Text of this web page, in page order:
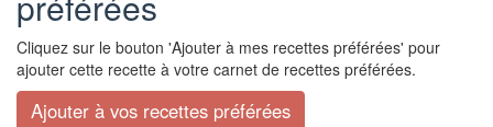
Cliquez sur le bouton 'Ajouter à mes recettes préférées' pour
ajouter cette recette à votre carnet de recettes préférées.